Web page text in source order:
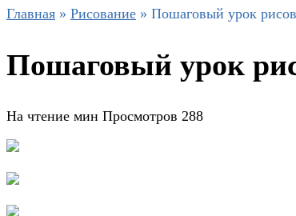
Главная » Рисование » Пошаговый урок
Пошаговый урок
На чтение мин Просмотров 288